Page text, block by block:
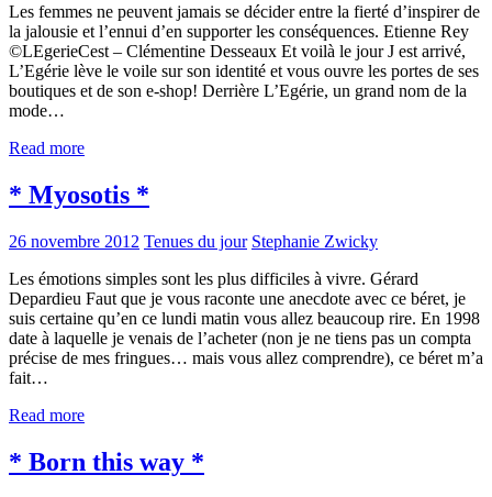
Les femmes ne peuvent jamais se décider entre la fierté d’inspirer de
la jalousie et l’ennui d’en supporter les conséquences. Etienne Rey
©LEgerieCest – Clémentine Desseaux Et voilà le jour J est arrivé,
L’Egérie lève le voile sur son identité et vous ouvre les portes de ses
boutiques et de son e-shop! Derrière L’Egérie, un grand nom de la
mode…
Read more
* Myosotis *
26 novembre 2012 Tenues du jour Stephanie Zwicky
Les émotions simples sont les plus difficiles à vivre. Gérard
Depardieu Faut que je vous raconte une anecdote avec ce béret, je
suis certaine qu’en ce lundi matin vous allez beaucoup rire. En 1998
date à laquelle je venais de l’acheter (non je ne tiens pas un compta
précise de mes fringues… mais vous allez comprendre), ce béret m’a
fait…
Read more
* Born this way *